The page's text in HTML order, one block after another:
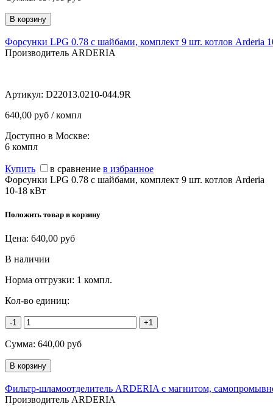
Форсунки LPG 0.78 с шайбами, комплект 9 шт. котлов Arderia
Производитель ARDERIA
Артикул: D22013.0210-044.9R
640,00 руб / компл
Доступно в Москве:
6 компл
Купить в сравнение в избранное
Форсунки LPG 0.78 с шайбами, комплект 9 шт. котлов Arderia
10-18 кВт
Положить товар в корзину
Цена: 640,00 руб
В наличии
Норма отгрузки: 1 компл.
Кол-во единиц:
-1 +1
Сумма: 640,00 руб
Фильтр-шламоотделитель ARDERIA с магнитом,
Производитель ARDERIA